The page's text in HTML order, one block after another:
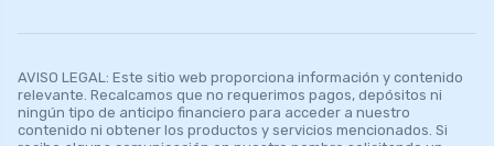
AVISO LEGAL: Este sitio web proporciona información y contenido
relevante. Recalcamos que no requerimos pagos, depósitos ni
ningún tipo de anticipo financiero para acceder a nuestro
contenido ni obtener los productos y servicios mencionados. Si